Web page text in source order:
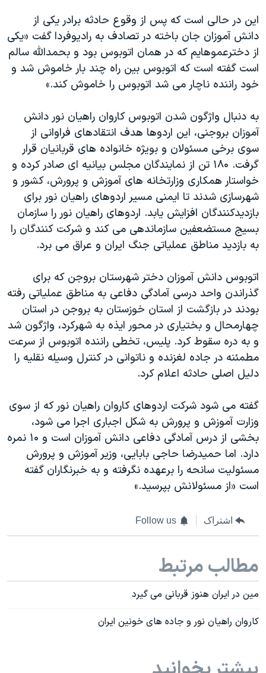
این در حالی است که پس از وقوع حادثه برادر یکی از
دانش آموزان جان باخته در تصادف به رادیوفردا گفت «یکی
از دخترعموهایم که در همان اتوبوس بود و بحمدالله سالم
است گفته است که اتوبوس بین راه چند بار خاموش شد و
خود راننده ناچار می شد اتوبوس را خاموش کند.»
به دنبال واژگون شدن اتوبوس کاروان راهیان نور دانش
آموزان بروجنی، این اردوها هدف انتقادهای فراوانی از
سوی برخی مسئولان و بویژه خانواده های قربانیان قرار
گرفت. ۱۸۰ تن از نمایندگان مجلس بیانیه ای صادر کرده و
خواستار همکاری وزارتخانه های آموزش و پرورش، کشور و
شهرسازی شدند تا ایمنی مسیر اردوهای راهیان نور برای
بازدیدکنندگان افزایش یابد. اردوهای راهیان نور را سازمان
بسیج مستضعفین سازماندهی می کند و شرکت کنندگان را
به بازدید مناطق عملیاتی جنگ ایران و عراق می برد.
اتوبوس دانش آموزان دختر شهرستان بروجن که برای
گذراندن واحد درسی آمادگی دفاعی به مناطق عملياتی رفته
بودند در بازگشت از استان خوزستان به بروجن در استان
چهارمحال و بختیاری در محور ایذه به شهرکرد، واژگون شد
و به دره سقوط کرد. پلیس، تخطی راننده اتوبوس از سرعت
مطمئنه در جاده لغزنده و ناتوانی در کنترل وسیله نقلیه را
دلیل اصلی حادثه اعلام کرد.
گفته می شود شرکت اردوهای کاروان راهیان نور که از سوی
وزارت آموزش و پرورش به شکل اجباری اجرا می شود،
بخشی از درس آمادگی دفاعی دانش آموزان است و ۱۰ نمره
دارد. اما حمیدرضا حاجی بابایی، وزیر آموزش و پرورش
مسئولیت سانحه را برعهده نگرفته و به خبرنگاران گفته
است «از مسئولانش بپرسید.»
اشتراک Follow us
مطالب مرتبط
مین در ایران هنوز قربانی می گیرد
کاروان راهیان نور و جاده های خونین ایران